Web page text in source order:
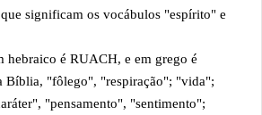
significam os vocábulos "espírito" e
hebraico é RUACH, e em grego é
Bíblia, "fôlego", "respiração"; "vida";
"pensamento", "sentimento";